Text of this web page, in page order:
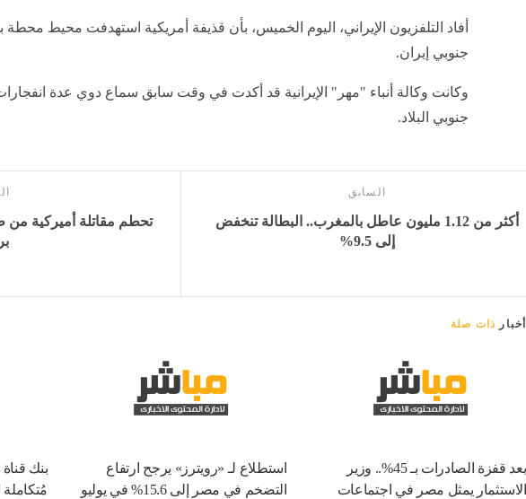
أفاد التلفزيون الإيراني، اليوم الخميس، بأن قذيفة أمريكية استهدفت محيط محطة
جنوبي إيران.
وكانت وكالة أنباء "مهر" الإيرانية قد أكدت في وقت سابق سماع دوي عدة
جنوبي البلاد.
السابق
أكثر من 1.12 مليون عاطل بالمغرب.. البطالة تنخفض
إلى 9.5%
أخبار ذات صلة
بعد قفزة الصادرات بـ 45%.. وزير
الاستثمار يمثل مصر في اجتماعات
استطلاع لـ «رويترز» يرجح ارتفاع
التضخم في مصر إلى 15.6% في يوليو
بنك